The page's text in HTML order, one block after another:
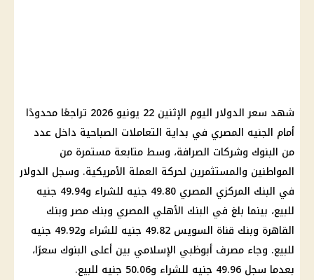
شهد سعر الدولار اليوم الإثنين 22 يونيو 2026 تراجعًا محدودًا
أمام الجنيه المصري في بداية التعاملات الصباحية داخل عدد
من البنوك وشركات الصرافة، وسط متابعة مستمرة من
المواطنين والمستثمرين لحركة العملة الأمريكية. وسجل الدولار
في البنك المركزي المصري 49.80 جنيه للشراء و49.94 جنيه
للبيع، بينما بلغ في البنك الأهلي المصري وبنك مصر وبنك
القاهرة وبنك قناة السويس 49.82 جنيه للشراء و49.92 جنيه
للبيع. وجاء مصرف أبوظبي الإسلامي بين أعلى البنوك سعرًا،
بعدما سجل 49.96 جنيه للشراء و50.06 جنيه للبيع.